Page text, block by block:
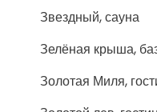
Звездный, сауна
Зелёная крыша,
Золотая Миля,